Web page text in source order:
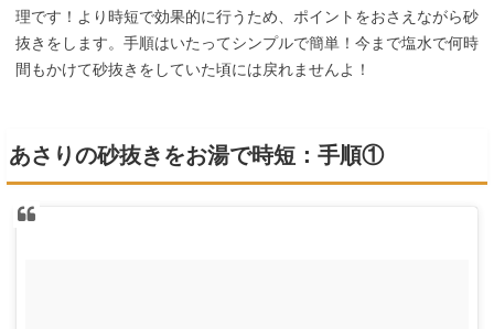
理です！より時短で効果的に行うため、ポイントをおさえながら砂
抜きをします。手順はいたってシンプルで簡単！今まで塩水で何時
間もかけて砂抜きをしていた頃には戻れませんよ！
あさりの砂抜きをお湯で時短：手順①